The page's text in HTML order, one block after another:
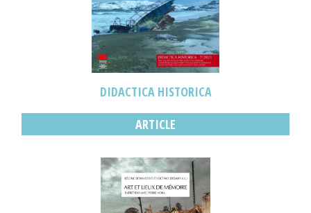
DIDACTICA HISTORICA
ARTICLE